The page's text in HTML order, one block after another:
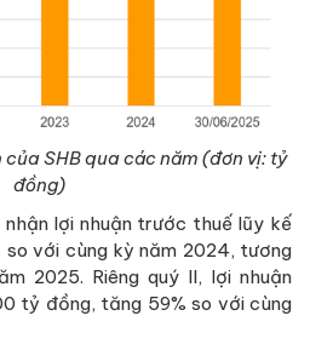
SHB qua các năm (đơn vị: tỷ
đồng)
lợi nhuận trước thuế lũy kế
với cùng kỳ năm 2024, tương
2025. Riêng quý II, lợi nhuận
tỷ đồng, tăng 59% so với cùng